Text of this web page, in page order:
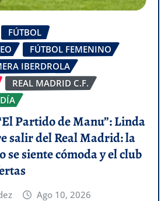
FÚTBOL
FÚTBOL FEMENINO
IBERDROLA
REAL MADRID C.F.
Partido de Manu”: Linda
salir del Real Madrid: la
se siente cómoda y el club
Ago 10, 2026